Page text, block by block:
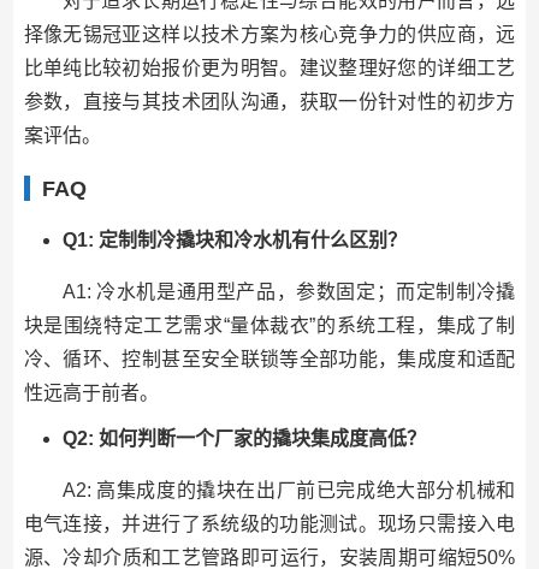
择像无锡冠亚这样以技术方案为核心竞争力的供应商，远
比单纯比较初始报价更为明智。建议整理好您的详细工艺
参数，直接与其技术团队沟通，获取一份针对性的初步方
案评估。
FAQ
Q1: 定制制冷撬块和冷水机有什么区别？
A1: 冷水机是通用型产品，参数固定；而定制制冷撬
块是围绕特定工艺需求“量体裁衣”的系统工程，集成了制
冷、循环、控制甚至安全联锁等全部功能，集成度和适配
性远高于前者。
Q2: 如何判断一个厂家的撬块集成度高低？
A2: 高集成度的撬块在出厂前已完成绝大部分机械和
电气连接，并进行了系统级的功能测试。现场只需接入电
源、冷却介质和工艺管路即可运行，安装周期可缩短50%